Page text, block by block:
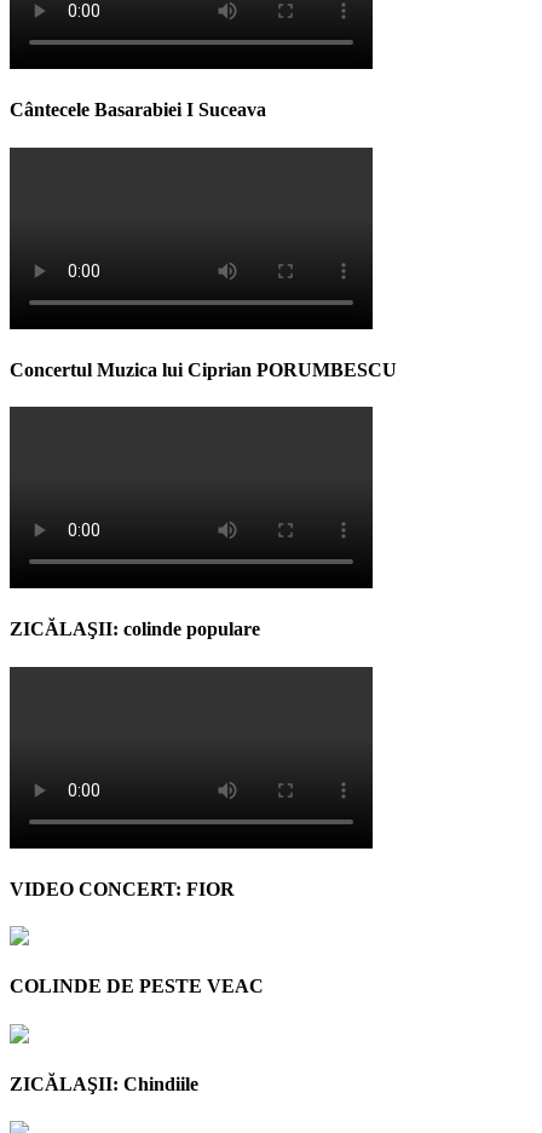
Cântecele Basarabiei I Suceava
Concertul Muzica lui Ciprian PORUMBESCU
ZICĂLAŞII: colinde populare
VIDEO CONCERT: FIOR
COLINDE DE PESTE VEAC
ZICĂLAŞII: Chindiile